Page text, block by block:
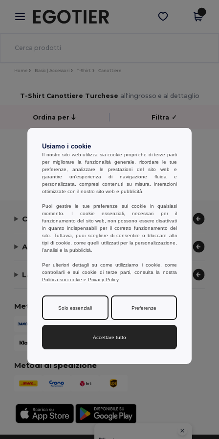
× App Egotier
Prezzi migliori sull'app!
Scarica app
Home Basic | Accessori T-Shirt Canottiere
T-Shirt Canottiere Turchese all'ingrosso e al dettaglio
Ordina per Filtra ✓
Visualizzazione Di Tutti I Prodotti.
Contattaci
Aiuto or Assistenza
La nostra azienda
Metodi di pagamento
Metodi di spedizione
Usiamo i cookie
Il nostro sito web utilizza sia cookie propri che di terze parti
per migliorare la funzionalità generale, ricordare le tue
preferenze, analizzare le prestazioni del sito web e
garantire un'esperienza di navigazione fluida e
personalizzata, compresi contenuti su misura, interazioni
ottimizzate con il nostro sito web e pubblicità.
Puoi gestire le tue preferenze sui cookie in qualsiasi
momento. I cookie essenziali, necessari per il
funzionamento del sito web, non possono essere disattivati
in quanto indispensabili per il corretto funzionamento del
sito. Tuttavia, puoi scegliere di consentire o bloccare altri
tipi di cookie, come quelli utilizzati per la personalizzazione,
l'analisi e la pubblicità.
Per ulteriori dettagli su come utilizziamo i cookie, come
controllarli e sui cookie di terze parti, consulta la nostra
Politica sui cookie e Privacy Policy.
Solo essenziali Preferenze
Accettare tutto